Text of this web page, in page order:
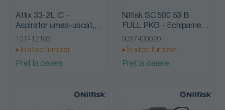
Attix 33-2L IC -
Aspirator umed-uscat,
Nilfisk Alto
107412103
În stoc furnizor
Preț la cerere
Nilfisk SC 500 53 B
FULL PKG - Echipament
de spalat-aspirat, cu
baterie si tractiune,
9087400020
În stoc furnizor
Preț la cerere